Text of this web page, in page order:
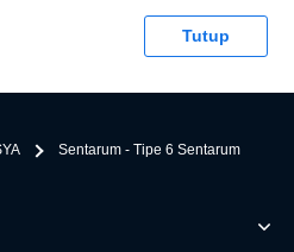
BCA hanya sebagai pihak
informasi yang rekanan
Tutup
Sentarum - Tipe 6 Sentarum